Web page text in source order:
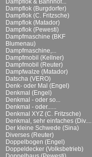
Dampflok & Bahnhof...
Dampflok (Burgdorfer)
Dampflok (C. Fritzsche)
Dampflok (Matador)
Dampflok (Pewesti)
Dampfmaschine (BKF
Blumenau)
Dampfmaschine,...
Dampfmobil (Kellner)
Dampfmobil (Reuter)
Dampfwalze (Matador)
Datscha (VERO)
Denk- oder Mal (Engel)
Denkmal (Engel)
Denkmal - oder so...
Denkmal - oder......
Denkmal XYZ (C. Fritzsche)
Denkmal, sehr einfaches (Div....
Der kleine Schwede (Sina)
Diverses (Reuter)
Doppelbogen (Engel)
Doppeldecker (Volksbetrieb)